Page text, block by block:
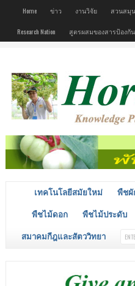
Home ข่าว งานวิจัย สวนสมุ
Research Nation สูตรผสมของสารป้องกั
เทคโนโลยีสมัยใหม่ พืชผั
พืชไม้ดอก พืชไม้ประดับ
สมาคมกีฎและสัตววิทยา